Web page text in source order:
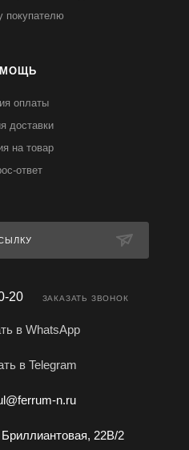
покупателю
оплаты
доставки
на товар
ответ
20 ЗАКАЗАТЬ ЗВОНОК
в WhatsApp
в Telegram
n.ru
Бриллиантовая, 22В/2